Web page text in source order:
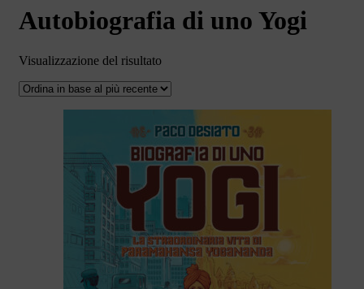
Autobiografia di uno Yogi
Visualizzazione del risultato